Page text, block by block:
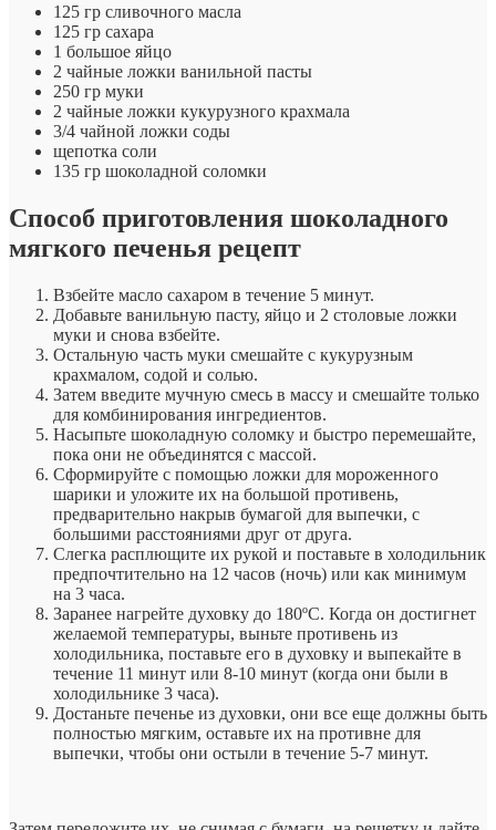
125 гр сливочного масла
125 гр сахара
1 большое яйцо
2 чайные ложки ванильной пасты
250 гр муки
2 чайные ложки кукурузного крахмала
3/4 чайной ложки соды
щепотка соли
135 гр шоколадной соломки
Способ приготовления шоколадного
мягкого печенья рецепт
Взбейте масло сахаром в течение 5 минут.
Добавьте ванильную пасту, яйцо и 2 столовые ложки
муки и снова взбейте.
Остальную часть муки смешайте с кукурузным
крахмалом, содой и солью.
Затем введите мучную смесь в массу и смешайте только
для комбинирования ингредиентов.
Насыпьте шоколадную соломку и быстро перемешайте,
пока они не объединятся с массой.
Сформируйте с помощью ложки для мороженного
шарики и уложите их на большой противень,
предварительно накрыв бумагой для выпечки, с
большими расстояниями друг от друга.
Слегка расплющите их рукой и поставьте в холодильник
предпочтительно на 12 часов (ночь) или как минимум
на 3 часа.
Заранее нагрейте духовку до 180ºC. Когда он достигнет
желаемой температуры, выньте противень из
холодильника, поставьте его в духовку и выпекайте в
течение 11 минут или 8-10 минут (когда они были в
холодильнике 3 часа).
Достаньте печенье из духовки, они все еще должны быть
полностью мягким, оставьте их на противне для
выпечки, чтобы они остыли в течение 5-7 минут.